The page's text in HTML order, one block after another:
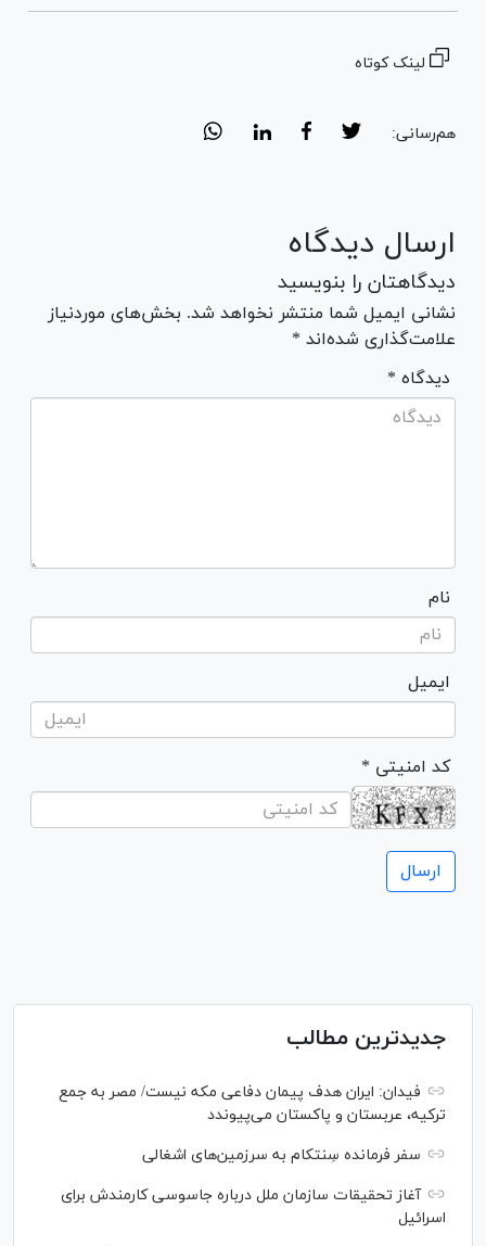
لینک کوتاه
هم‌رسانی:
ارسال دیدگاه
دیدگاهتان را بنویسید
نشانی ایمیل شما منتشر نخواهد شد. بخش‌های موردنیاز
علامت‌گذاری شده‌اند *
* دیدگاه
نام
ایمیل
* کد امنیتی
جدیدترین مطالب
فیدان: ایران هدف پیمان دفاعی مکه نیست/ مصر به جمع
ترکیه، عربستان و پاکستان می‌پیوندد
سفر فرمانده سِنتکام به سرزمین‌های اشغالی
آغاز تحقیقات سازمان ملل درباره جاسوسی کارمندش برای
اسرائیل